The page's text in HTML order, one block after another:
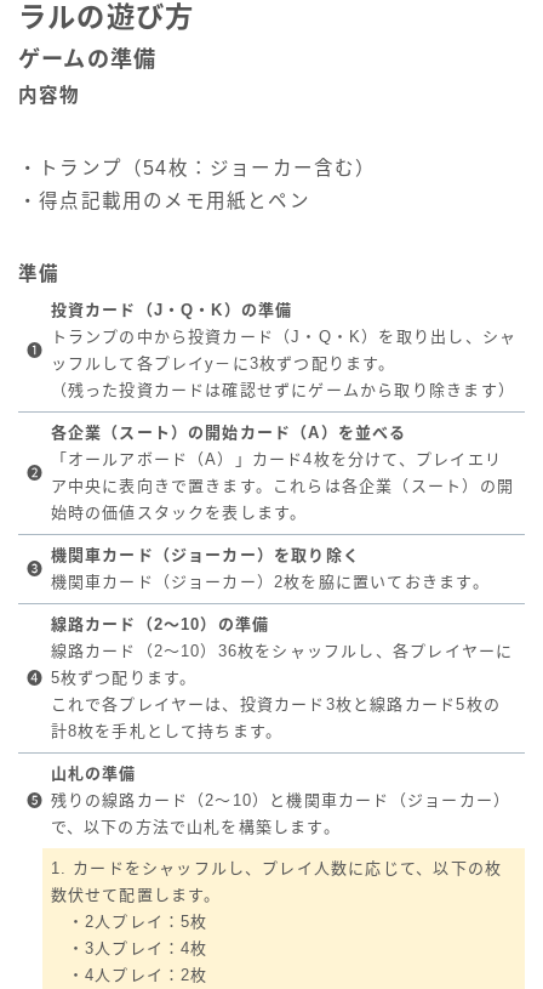
ラルの遊び方
ゲームの準備
内容物
・トランプ（54枚：ジョーカー含む）
・得点記載用のメモ用紙とペン
準備
❶
投資カード（J・Q・K）の準備
トランプの中から投資カード（J・Q・K）を取り出し、シャ
ッフルして各プレイy－に3枚ずつ配ります。
（残った投資カードは確認せずにゲームから取り除きます）
❷
各企業（スート）の開始カード（A）を並べる
「オールアボード（A）」カード4枚を分けて、プレイエリ
ア中央に表向きで置きます。これらは各企業（スート）の開
始時の価値スタックを表します。
❸
機関車カード（ジョーカー）を取り除く
機関車カード（ジョーカー）2枚を脇に置いておきます。
❹
線路カード（2～10）の準備
線路カード（2〜10）36枚をシャッフルし、各プレイヤーに
5枚ずつ配ります。
これで各プレイヤーは、投資カード3枚と線路カード5枚の
計8枚を手札として持ちます。
❺
山札の準備
残りの線路カード（2～10）と機関車カード（ジョーカー）
で、以下の方法で山札を構築します。
1. カードをシャッフルし、プレイ人数に応じて、以下の枚
数伏せて配置します。
・2人プレイ：5枚
・3人プレイ：4枚
・4人プレイ：2枚